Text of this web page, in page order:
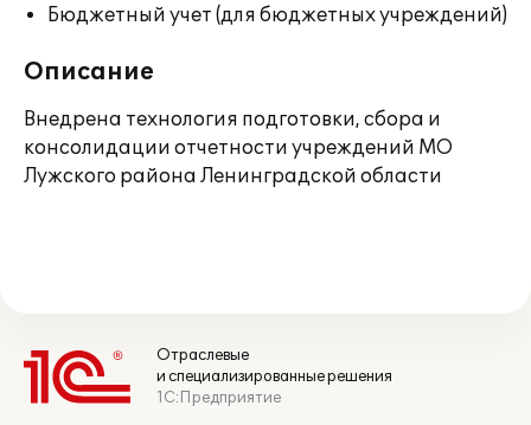
Бюджетный учет (для бюджетных учреждений)
Описание
Внедрена технология подготовки, сбора и
консолидации отчетности учреждений МО
Лужского района Ленинградской области
Отраслевые
и специализированные решения
1С:Предприятие